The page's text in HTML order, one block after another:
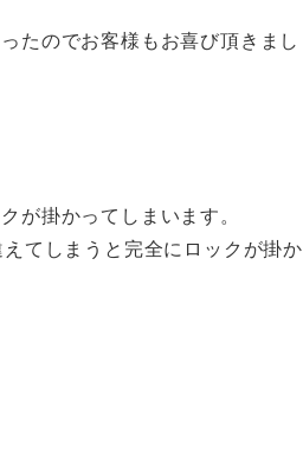
たのでお客様もお喜び頂きまし
が掛かってしまいます。
てしまうと完全にロックが掛か